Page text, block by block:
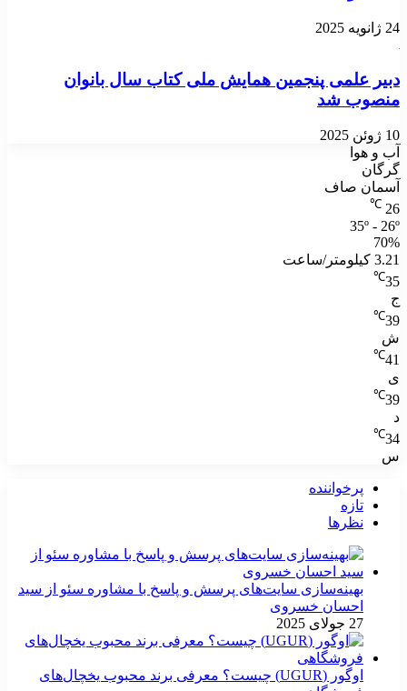
24 ژانویه 2025
دبیر علمی پنجمین همایش ملی کتاب سال بانوان
منصوب شد
10 ژوئن 2025
آب و هوا
گرگان
آسمان صاف
26
℃
35º - 26º
70%
3.21 کیلومتر/ساعت
35
℃
ج
39
℃
ش
41
℃
ی
39
℃
د
34
℃
س
پرخواننده
تازه
نظرها
بهینه‌سازی سایت‌های پرسش و پاسخ با مشاوره سئو از سید
احسان خسروی
27 جولای 2025
اوگور (UGUR) چیست؟ معرفی برند محبوب یخچال‌های